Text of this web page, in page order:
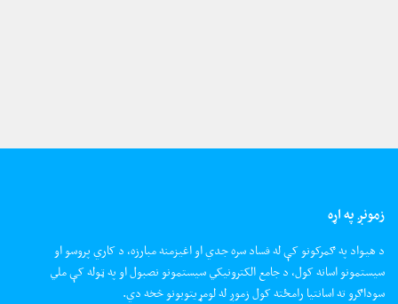
زمونږ په اړه
د هیواد په ګمرکونو کې له فساد سره جدي او اغیزمنه مبارزه، د کاري پروسو او
سیستمونو اسانه کول، د جامع الکترونیکي سیستمونو نصبول او په ټوله کې ملي
سوداګرو ته اسانتیا رامځته کول زموږ له لومړیتوبونو څخه دي.